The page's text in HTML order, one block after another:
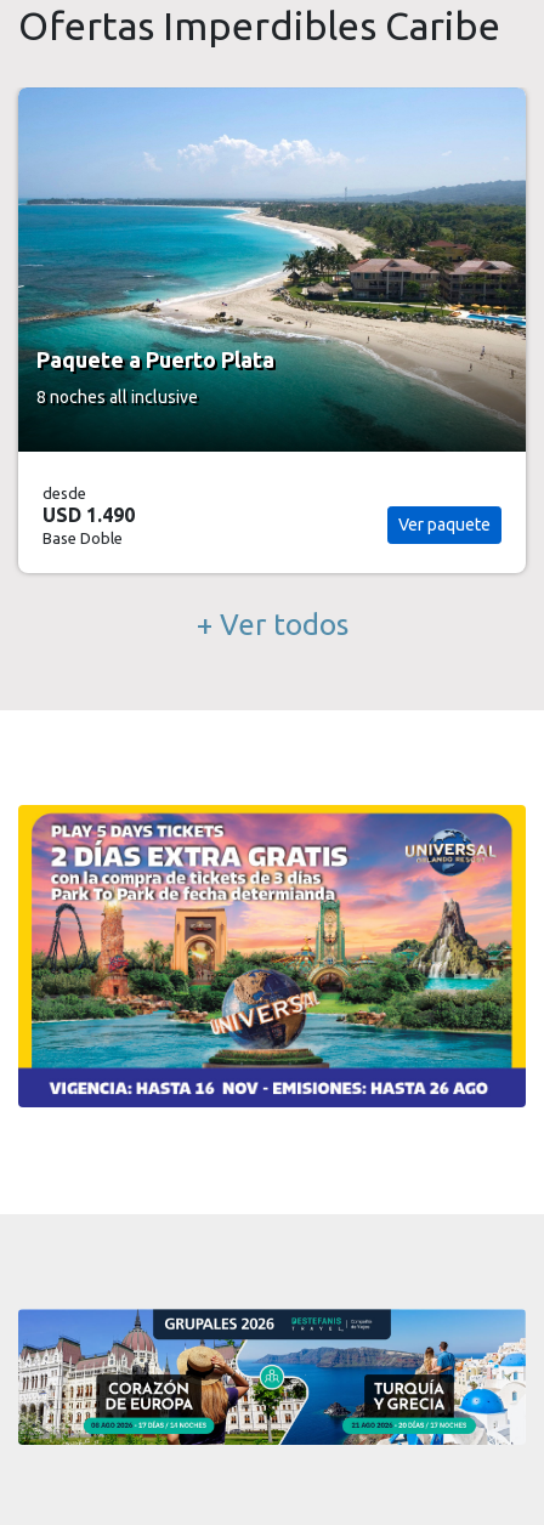
Ofertas Imperdibles Caribe
Paquete a Puerto Plata
8 nochesall inclusive
desde
USD 1.490
Base Doble
Ver paquete
+ Ver todos